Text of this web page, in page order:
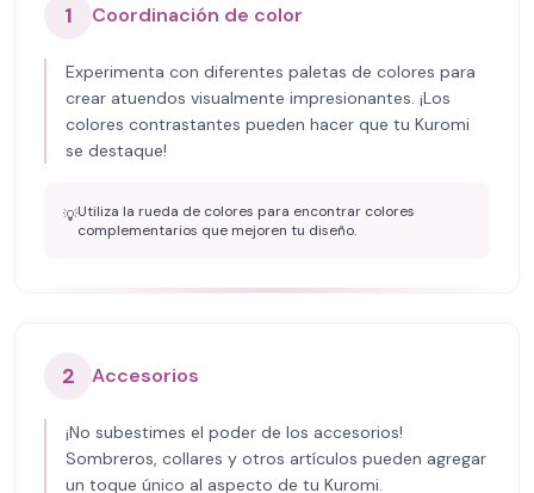
1 Coordinación de color
Experimenta con diferentes paletas de colores para
crear atuendos visualmente impresionantes. ¡Los
colores contrastantes pueden hacer que tu Kuromi
se destaque!
💡Utiliza la rueda de colores para encontrar colores
complementarios que mejoren tu diseño.
2 Accesorios
¡No subestimes el poder de los accesorios!
Sombreros, collares y otros artículos pueden agregar
un toque único al aspecto de tu Kuromi.